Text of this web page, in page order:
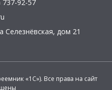
737-92-57
Селезнёвская, дом 21
«1С»). Все права на сайт